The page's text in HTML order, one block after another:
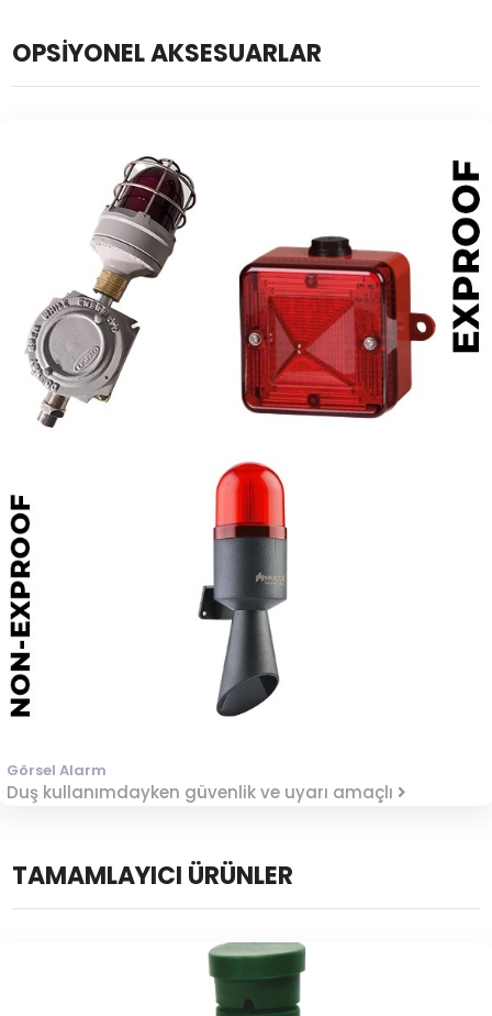
OPSİYONEL AKSESUARLAR
Görsel Alarm
Duş kullanımdayken güvenlik ve uyarı amaçlı
TAMAMLAYICI ÜRÜNLER